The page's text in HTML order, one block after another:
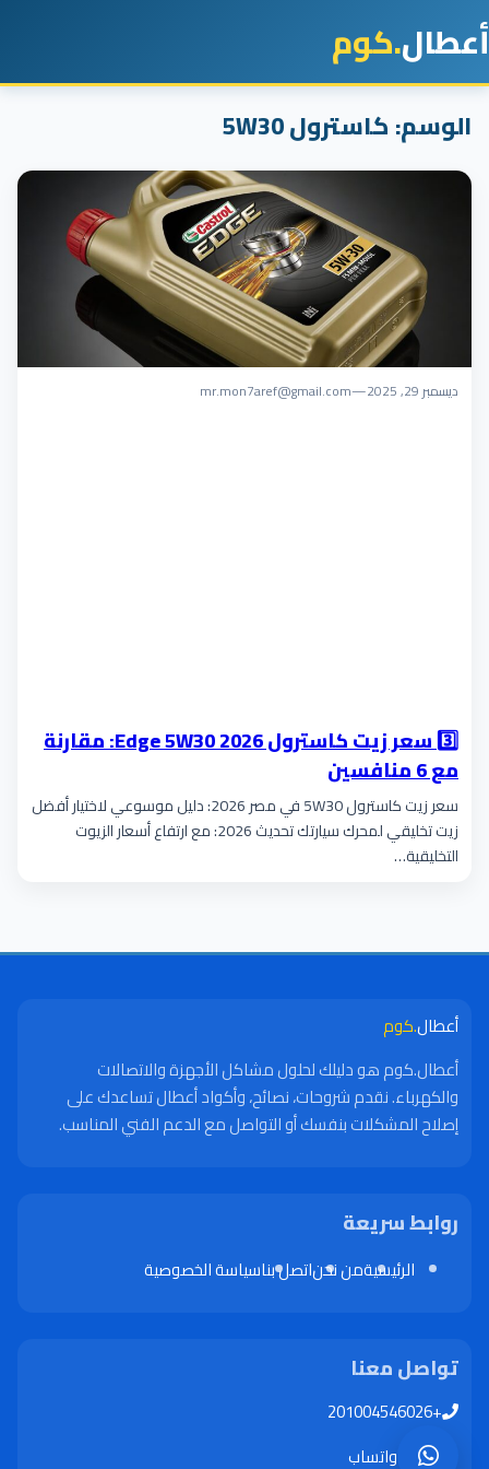
أعطال.كوم
الوسم:كاسترول 5W30
ديسمبر 29, 2025 —
mr.mon7aref@gmail.com
3️⃣ سعر زيت كاسترول Edge 5W30 2026: مقارنة
مع 6 منافسين
سعر زيت كاسترول 5W30 في مصر 2026: دليل موسوعي لاختيار أفضل
زيت تخليقي لمحرك سيارتك تحديث 2026: مع ارتفاع أسعار الزيوت
التخليقية…
أعطال.كوم
أعطال.كوم هو دليلك لحلول مشاكل الأجهزة والاتصالات
والكهرباء. نقدم شروحات، نصائح، وأكواد أعطال تساعدك على
إصلاح المشكلات بنفسك أو التواصل مع الدعم الفني المناسب.
روابط سريعة
الرئيسيةمن نحناتصل بناسياسة الخصوصية
تواصل معنا
+201004546026
واتساب